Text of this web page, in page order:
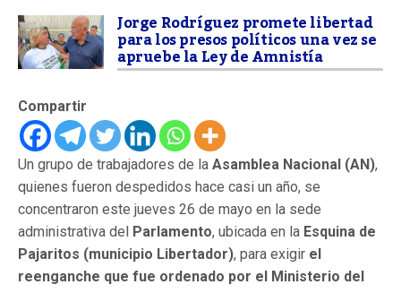
Jorge Rodríguez promete libertad
para los presos políticos una vez se
apruebe la Ley de Amnistía
Compartir
Un grupo de trabajadores de la Asamblea Nacional (AN),
quienes fueron despedidos hace casi un año, se
concentraron este jueves 26 de mayo en la sede
administrativa del Parlamento, ubicada en la Esquina de
Pajaritos (municipio Libertador), para exigir el
reenganche que fue ordenado por el Ministerio del